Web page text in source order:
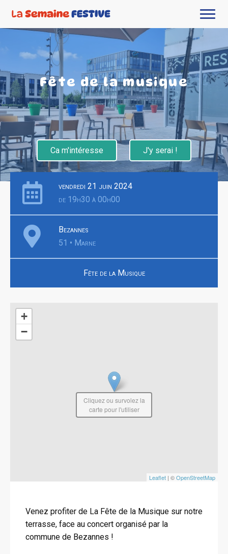
Fête de la musique
Ca m'intéresse J'y serai !
vendredi 21 juin 2024
de 19h30 à 00h00
Bezannes
51 • Marne
Fête de la Musique
+
−
Leaflet | ©OpenStreetMap
Cliquez ou survolez la
carte pour l'utiliser
Venez profiter de La Fête de la Musique sur notre
terrasse, face au concert organisé par la
commune de Bezannes !